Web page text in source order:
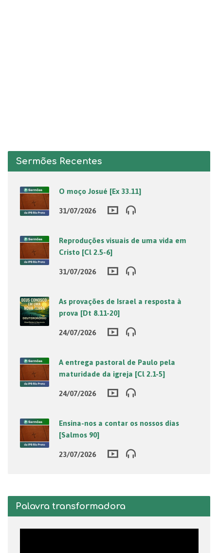
Sermões Recentes
O moço Josué [Ex 33.11]
31/07/2026
Reproduções visuais de uma vida em
Cristo [Cl 2.5-6]
31/07/2026
As provações de Israel a resposta à
prova [Dt 8.11-20]
24/07/2026
A entrega pastoral de Paulo pela
maturidade da igreja [Cl 2.1-5]
24/07/2026
Ensina-nos a contar os nossos dias
[Salmos 90]
23/07/2026
Palavra transformadora